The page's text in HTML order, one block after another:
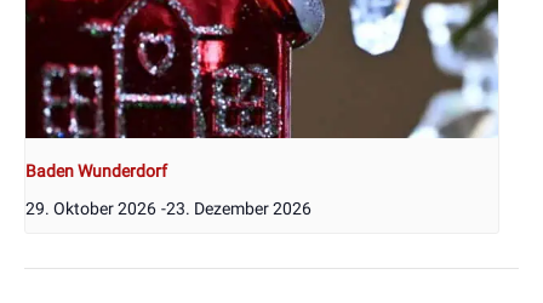
Baden Wunderdorf
29. Oktober 2026 -23. Dezember 2026